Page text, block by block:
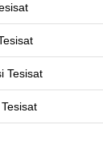
Tesisat